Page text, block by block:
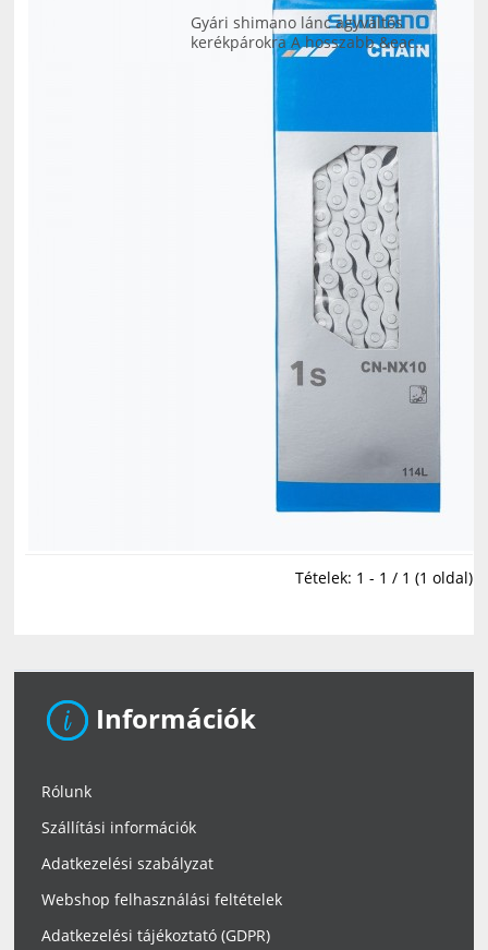
Gyári shimano lánc agyváltós
kerékpárokra A hosszabb &eac..
Tételek: 1 - 1 / 1 (1 oldal)
Információk
Rólunk
Szállítási információk
Adatkezelési szabályzat
Webshop felhasználási feltételek
Adatkezelési tájékoztató (GDPR)